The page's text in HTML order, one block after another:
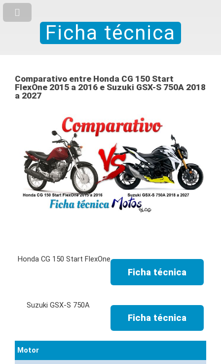
Ficha técnica
Comparativo entre Honda CG 150 Start
FlexOne 2015 a 2016 e Suzuki GSX-S 750A 2018
a 2027
Ficha técnica
Ficha técnica
Motor